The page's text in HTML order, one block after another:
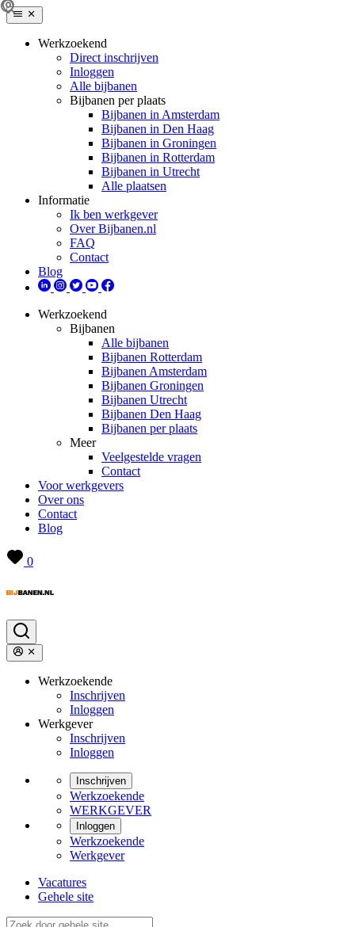
Werkzoekend
Direct inschrijven
Inloggen
Alle bijbanen
Bijbanen per plaats
Bijbanen in Amsterdam
Bijbanen in Den Haag
Bijbanen in Groningen
Bijbanen in Rotterdam
Bijbanen in Utrecht
Alle plaatsen
Informatie
Ik ben werkgever
Over Bijbanen.nl
FAQ
Contact
Blog
Werkzoekend
Bijbanen
Alle bijbanen
Bijbanen Rotterdam
Bijbanen Amsterdam
Bijbanen Groningen
Bijbanen Utrecht
Bijbanen Den Haag
Bijbanen per plaats
Meer
Veelgestelde vragen
Contact
Voor werkgevers
Over ons
Contact
Blog
0
Werkzoekende
Inschrijven
Inloggen
Werkgever
Inschrijven
Inloggen
Inschrijven
Werkzoekende
WERKGEVER
Inloggen
Werkzoekende
Werkgever
Vacatures
Gehele site